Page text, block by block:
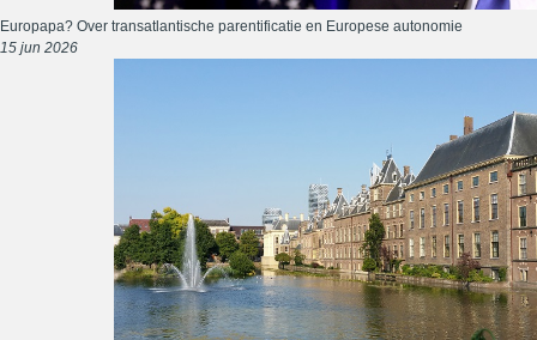
Europapa? Over transatlantische parentificatie en Europese autonomie
15 jun 2026